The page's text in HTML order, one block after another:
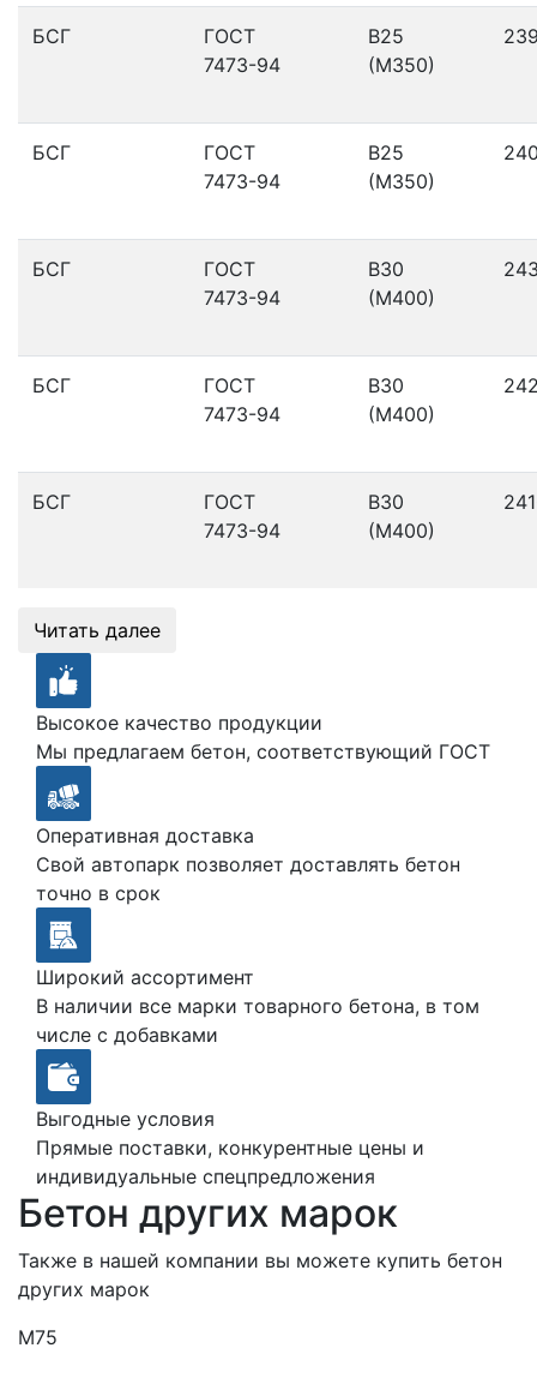
БСГ
ГОСТ
7473-94
В25
(М350)
БСГ
ГОСТ
7473-94
В25
(М350)
БСГ
ГОСТ
7473-94
В30
(М400)
БСГ
ГОСТ
7473-94
В30
(М400)
БСГ
ГОСТ
7473-94
В30
(М400)
Читать далее
Высокое качество продукции
Мы предлагаем бетон, соответствующий ГОСТ
Оперативная доставка
Свой автопарк позволяет доставлять бетон
точно в срок
Широкий ассортимент
В наличии все марки товарного бетона, в том
числе с добавками
Выгодные условия
Прямые поставки, конкурентные цены и
индивидуальные спецпредложения
Бетон других марок
Также в нашей компании вы можете купить бетон
других марок
М75